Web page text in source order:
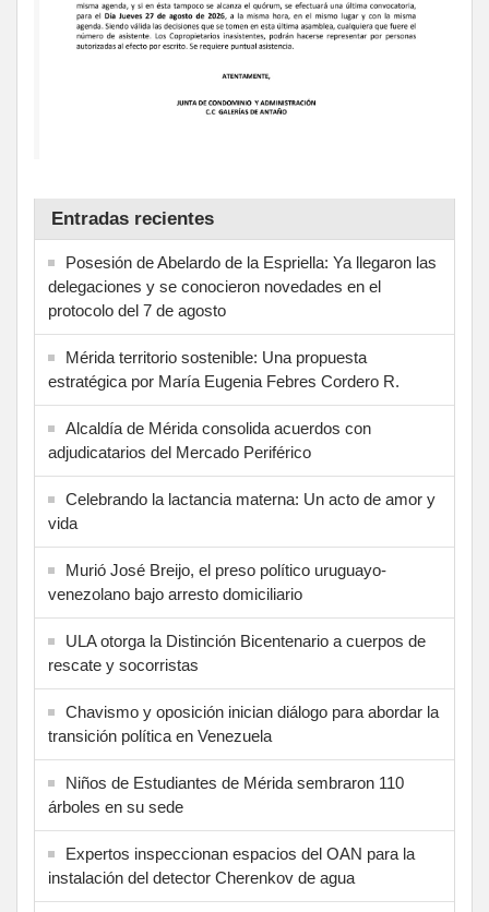
Entradas recientes
Posesión de Abelardo de la Espriella: Ya llegaron las
delegaciones y se conocieron novedades en el
protocolo del 7 de agosto
Mérida territorio sostenible: Una propuesta
estratégica por María Eugenia Febres Cordero R.
Alcaldía de Mérida consolida acuerdos con
adjudicatarios del Mercado Periférico
Celebrando la lactancia materna: Un acto de amor y
vida
Murió José Breijo, el preso político uruguayo-
venezolano bajo arresto domiciliario
ULA otorga la Distinción Bicentenario a cuerpos de
rescate y socorristas
Chavismo y oposición inician diálogo para abordar la
transición política en Venezuela
Niños de Estudiantes de Mérida sembraron 110
árboles en su sede
Expertos inspeccionan espacios del OAN para la
instalación del detector Cherenkov de agua